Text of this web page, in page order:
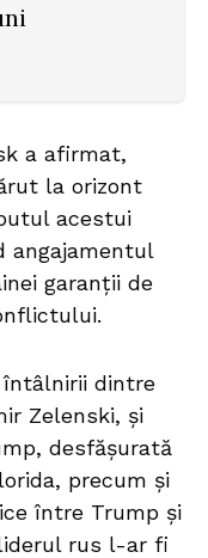
a afirmat,
la orizont
acestui
angajamentul
garanții de
întâlnirii dintre
Zelenski, și
desfășurată
precum și
între Trump și
rus l-ar fi